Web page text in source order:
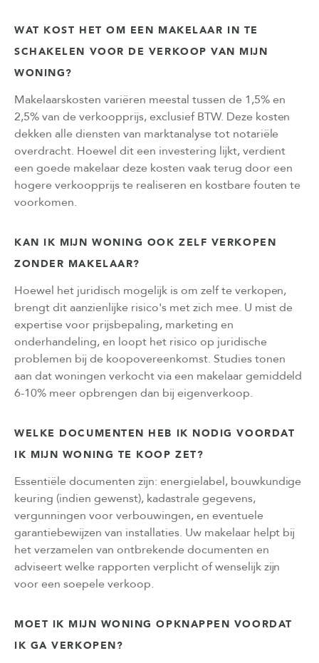
WAT KOST HET OM EEN MAKELAAR IN TE
SCHAKELEN VOOR DE VERKOOP VAN MIJN
WONING?
Makelaarskosten variëren meestal tussen de 1,5% en
2,5% van de verkoopprijs, exclusief BTW. Deze kosten
dekken alle diensten van marktanalyse tot notariële
overdracht. Hoewel dit een investering lijkt, verdient
een goede makelaar deze kosten vaak terug door een
hogere verkoopprijs te realiseren en kostbare fouten te
voorkomen.
KAN IK MIJN WONING OOK ZELF VERKOPEN
ZONDER MAKELAAR?
Hoewel het juridisch mogelijk is om zelf te verkopen,
brengt dit aanzienlijke risico's met zich mee. U mist de
expertise voor prijsbepaling, marketing en
onderhandeling, en loopt het risico op juridische
problemen bij de koopovereenkomst. Studies tonen
aan dat woningen verkocht via een makelaar gemiddeld
6-10% meer opbrengen dan bij eigenverkoop.
WELKE DOCUMENTEN HEB IK NODIG VOORDAT
IK MIJN WONING TE KOOP ZET?
Essentiële documenten zijn: energielabel, bouwkundige
keuring (indien gewenst), kadastrale gegevens,
vergunningen voor verbouwingen, en eventuele
garantiebewijzen van installaties. Uw makelaar helpt bij
het verzamelen van ontbrekende documenten en
adviseert welke rapporten verplicht of wenselijk zijn
voor een soepele verkoop.
MOET IK MIJN WONING OPKNAPPEN VOORDAT
IK GA VERKOPEN?